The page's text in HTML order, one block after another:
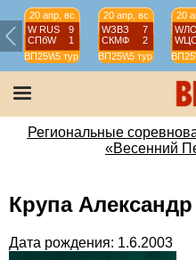
20 апр, вс
W RUS
9
СПбW
1
ВП25W5 тур
20 апр, вс
WЗВЗ
7
СКМФ
2
ВП25W5 тур
20
Региональные
«Весенний
Крупа
Дата рождения: 1.6.2003